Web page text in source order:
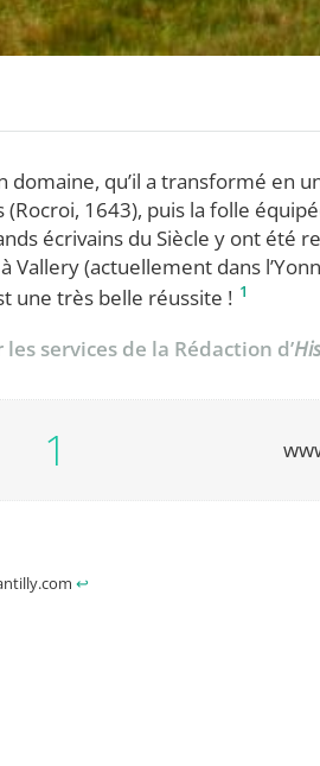
domaine, qu’il a transformé
1643), puis la folle
écrivains du Siècle y ont
Vallery (actuellement dans
une très belle réussite ! 1
services de la Rédaction d’
↩︎